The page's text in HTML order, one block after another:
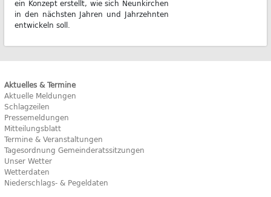
ein Kon­zept er­stellt, wie sich Neun­kir­chen
in den nächs­ten Jah­ren und Jahr­zehn­ten
ent­wi­ckeln soll.
Aktuelles & Termine
Aktuelle Meldungen
Schlagzeilen
Pressemeldungen
Mitteilungsblatt
Termine & Veranstaltungen
Tagesordnung Gemeinderatssitzungen
Unser Wetter
Wetterdaten
Niederschlags- & Pegeldaten